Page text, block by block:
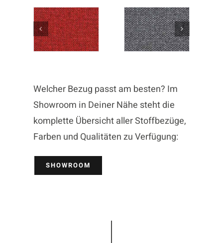
Welcher Bezug passt am besten? Im
Showroom in Deiner Nähe steht die
komplette Übersicht aller Stoffbezüge,
Farben und Qualitäten zu Verfügung:
SHOWROOM